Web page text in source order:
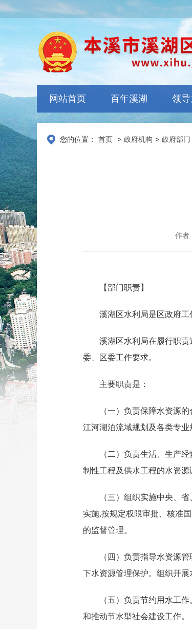
网站首页 百年溪湖 领
您的位置： 首页 > 政府机构 > 政府部门
作者
【部门职责】
溪湖区水利局是区政府工
溪湖区水利局在履行职
委、区委工作要求。
主要职责是：
（一）负责保障水资源
江河湖泊流域规划及各类专业
（二）负责生活、生产
制性工程及供水工程的水资
（三）组织实施中央、
实施,按规定权限审批、核准
的监督管理。
（四）负责指导水资源
下水资源管理保护。组织开展
（五）负责节约用水工
和推动节水型社会建设工作。